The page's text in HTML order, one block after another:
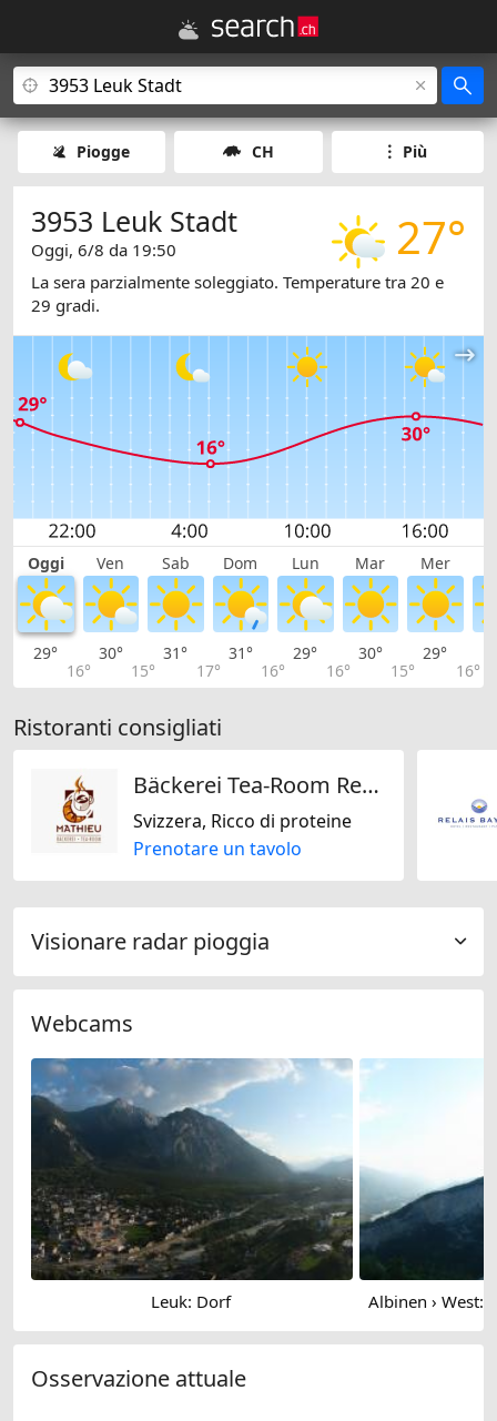
Piogge CH Più
27°
3953 Leuk Stadt
Oggi, 6/8 da 19:50
La sera parzialmente soleggiato. Temperature tra 20 e
29 gradi.
Oggi Ven Sab Dom Lun Mar Mer
29°
16°
30°
15°
31°
17°
31°
16°
29°
16°
30°
15°
29°
16°
Ristoranti consigliati
Bäckerei Tea-Room Restaurant Mathieu
Svizzera, Ricco di proteine
Prenotare un tavolo
Visionare radar pioggia
Webcams
Leuk: Dorf
Osservazione attuale